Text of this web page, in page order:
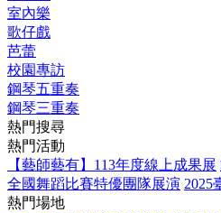
室內樂
歌仔戲
芭蕾
校園專訪
鋼琴五重奏
鋼琴三重奏
熱門搜尋
熱門活動
【藝師藝有】113年度線上成果展
全國舞蹈比賽特優團隊展演 2025
熱門場地